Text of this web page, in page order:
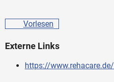
Vorlesen
Externe Links
https://www.rehacare.de/